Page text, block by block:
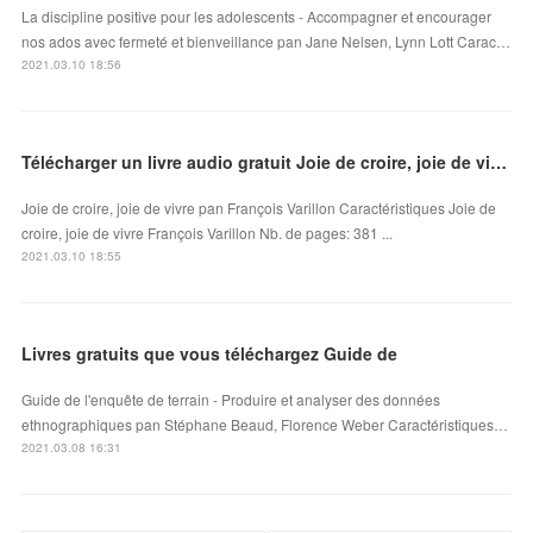
La discipline positive pour les adolescents - Accompagner et encourager
nos ados avec fermeté et bienveillance pan Jane Nelsen, Lynn Lott Carac…
2021.03.10 18:56
Télécharger un livre audio gratuit Joie de croire, joie de vivre
Joie de croire, joie de vivre pan François Varillon Caractéristiques Joie de
croire, joie de vivre François Varillon Nb. de pages: 381 ...
2021.03.10 18:55
Livres gratuits que vous téléchargez Guide de
Guide de l'enquête de terrain - Produire et analyser des données
ethnographiques pan Stéphane Beaud, Florence Weber Caractéristiques…
2021.03.08 16:31